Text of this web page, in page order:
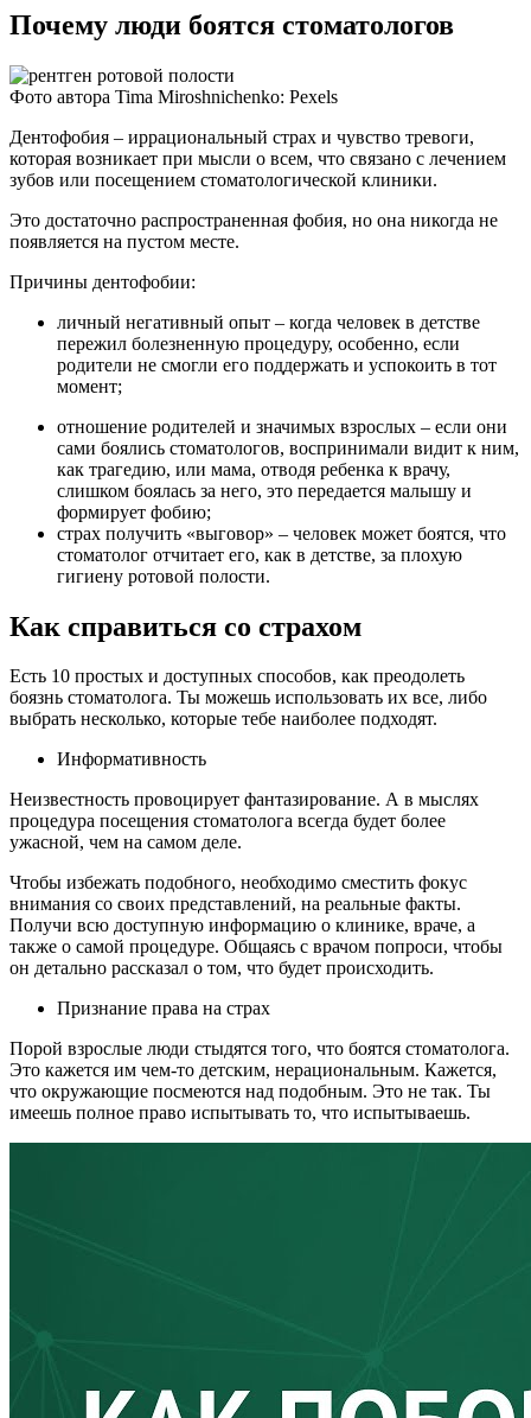
Почему люди боятся стоматологов
Фото автора Tima Miroshnichenko: Pexels
Дентофобия – иррациональный страх и чувство тревоги,
которая возникает при мысли о всем, что связано с лечением
зубов или посещением стоматологической клиники.
Это достаточно распространенная фобия, но она никогда не
появляется на пустом месте.
Причины дентофобии:
личный негативный опыт – когда человек в детстве
пережил болезненную процедуру, особенно, если
родители не смогли его поддержать и успокоить в тот
момент;
отношение родителей и значимых взрослых – если они
сами боялись стоматологов, воспринимали видит к ним,
как трагедию, или мама, отводя ребенка к врачу,
слишком боялась за него, это передается малышу и
формирует фобию;
страх получить «выговор» – человек может боятся, что
стоматолог отчитает его, как в детстве, за плохую
гигиену ротовой полости.
Как справиться со страхом
Есть 10 простых и доступных способов, как преодолеть
боязнь стоматолога. Ты можешь использовать их все, либо
выбрать несколько, которые тебе наиболее подходят.
Информативность
Неизвестность провоцирует фантазирование. А в мыслях
процедура посещения стоматолога всегда будет более
ужасной, чем на самом деле.
Чтобы избежать подобного, необходимо сместить фокус
внимания со своих представлений, на реальные факты.
Получи всю доступную информацию о клинике, враче, а
также о самой процедуре. Общаясь с врачом попроси, чтобы
он детально рассказал о том, что будет происходить.
Признание права на страх
Порой взрослые люди стыдятся того, что боятся стоматолога.
Это кажется им чем-то детским, нерациональным. Кажется,
что окружающие посмеются над подобным. Это не так. Ты
имеешь полное право испытывать то, что испытываешь.